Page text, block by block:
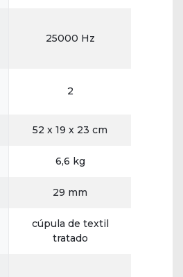
25000 Hz
2
52 x 19 x 23 cm
6,6 kg
29 mm
cúpula de textil
tratado